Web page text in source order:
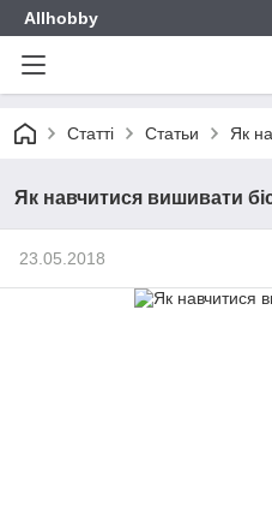
Allhobby
Статті Статьи Як
Як навчитися вишивати
23.05.2018